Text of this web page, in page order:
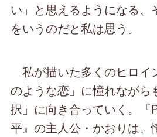
い」と思えるようになる、
をいうのだと私は思う。
私が描いた多くのヒロイ
のような恋」に憧れながら
択」に向き合っていく。『
平』の主人公・かおりは、